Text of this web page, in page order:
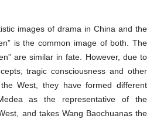
images of drama in China and the
is the common image of both. The
are similar in fate. However, due to
tragic consciousness and other
West, they have formed different
as the representative of the
and takes Wang Baochuanas the